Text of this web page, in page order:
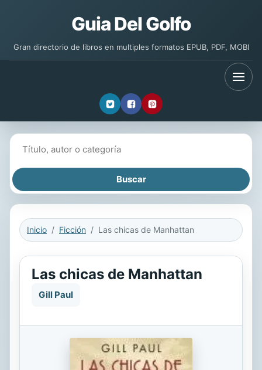
Guia Del Golfo
Gran directorio de libros en multiples formatos EPUB, PDF, MOBI
Inicio Ficción Las chicas de Manhattan
Las chicas de Manhattan
Gill Paul